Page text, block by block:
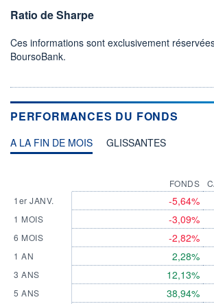
Ratio de Sharpe
Ces informations sont exclusivement
BoursoBank.
PERFORMANCES DU FONDS
A LA FIN DE MOIS GLISSANTES
1er JANV.
1 MOIS
6 MOIS
1 AN
3 ANS
5 ANS
FONDS
-5,64%
-3,09%
-2,82%
2,28%
12,13%
38,94%